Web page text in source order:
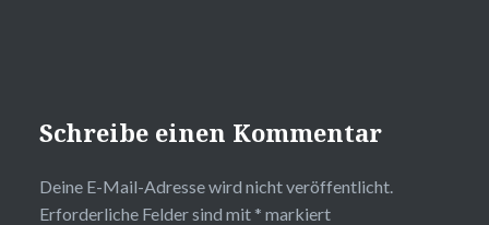
Schreibe einen Kommentar
Deine E-Mail-Adresse wird nicht veröffentlicht.
Erforderliche Felder sind mit * markiert